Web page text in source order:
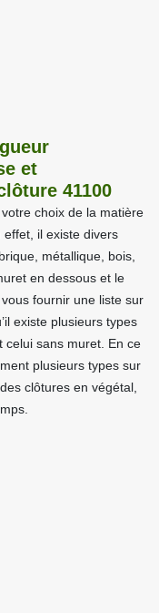
et
41100
choix de la matière
il existe divers
métallique, bois,
en dessous et le
fournir une liste sur
existe plusieurs types
celui sans muret. En ce
plusieurs types sur
clôtures en végétal,